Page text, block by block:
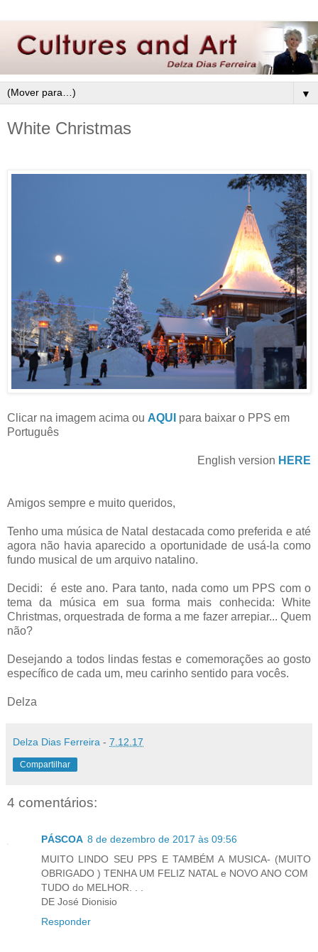
▼
White Christmas
Clicar na imagem acima ou AQUI para baixar o PPS em
Português
English version HERE
Amigos sempre e muito queridos,
Tenho uma música de Natal destacada como preferida e até
agora não havia aparecido a oportunidade de usá-la como
fundo musical de um arquivo natalino.
Decidi: é este ano. Para tanto, nada como um PPS com o
tema da música em sua forma mais conhecida: White
Christmas, orquestrada de forma a me fazer arrepiar... Quem
não?
Desejando a todos lindas festas e comemorações ao gosto
específico de cada um, meu carinho sentido para vocês.
Delza
Delza Dias Ferreira - 7.12.17
Compartilhar
4 comentários:
PÁSCOA 8 de dezembro de 2017 às 09:56
MUITO LINDO SEU PPS E TAMBÉM A MUSICA- (MUITO
OBRIGADO ) TENHA UM FELIZ NATAL e NOVO ANO COM
TUDO do MELHOR. . .
DE José Dionisio
Responder